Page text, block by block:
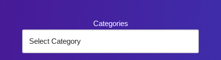
Categories